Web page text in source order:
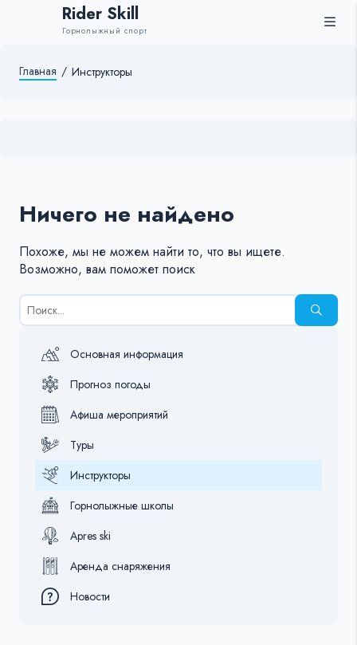
Rider Skill
Горнолыжный спорт
Главная / Инструкторы
Ничего не найдено
Похоже, мы не можем найти то, что вы ищете.
Возможно, вам поможет поиск
Результаты
поиска
Основная информация
Прогноз погоды
Афиша мероприятий
Туры
Инструкторы
Горнолыжные школы
Apres ski
Аренда снаряжения
Новости